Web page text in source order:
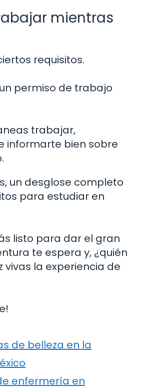
mientras
requisitos.
permiso de trabajo
trabajar,
informarte bien sobre
un desglose completo
para estudiar en
listo para dar el gran
te espera y, ¿quién
vivas la experiencia de
de belleza en la
enfermería en